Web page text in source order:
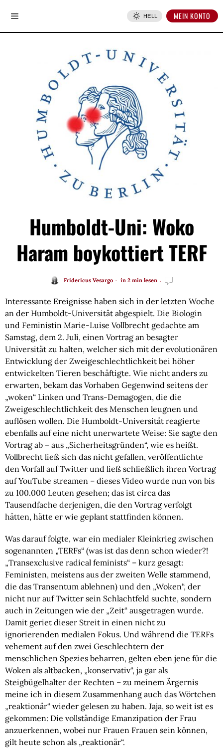
HELL MEIN KONTO
Humboldt-Uni: Woko
Haram boykottiert TERF
Fridericus Vesargo in 2 min lesen
Interessante Ereignisse haben sich in der letzten Woche
an der Humboldt-Universität abgespielt. Die Biologin
und Feministin Marie-Luise Vollbrecht gedachte am
Samstag, dem 2. Juli, einen Vortrag an besagter
Universität zu halten, welcher sich mit der evolutionären
Entwicklung der Zweigeschlechtlichkeit bei höher
entwickelten Tieren beschäftigte. Wie nicht anders zu
erwarten, bekam das Vorhaben Gegenwind seitens der
„woken“ Linken und Trans-Demagogen, die die
Zweigeschlechtlichkeit des Menschen leugnen und
auflösen wollen. Die Humboldt-Universität reagierte
ebenfalls auf eine nicht unerwartete Weise: Sie sagte den
Vortrag ab – aus „Sicherheitsgründen“, wie es heißt.
Vollbrecht ließ sich das nicht gefallen, veröffentlichte
den Vorfall auf Twitter und ließ schließlich ihren Vortrag
auf YouTube streamen – dieses Video wurde nun von bis
zu 100.000 Leuten gesehen; das ist circa das
Tausendfache derjenigen, die den Vortrag verfolgt
hätten, hätte er wie geplant stattfinden können.
Was darauf folgte, war ein medialer Kleinkrieg zwischen
sogenannten „TERFs“ (was ist das denn schon wieder?!
„Transexclusive radical feminists“ – kurz gesagt:
Feministen, meistens aus der zweiten Welle stammend,
die das Transentum ablehnen) und den „Woken“, der
nicht nur auf Twitter sein Schlachtfeld suchte, sondern
auch in Zeitungen wie der „Zeit“ ausgetragen wurde.
Damit geriet dieser Streit in einen nicht zu
ignorierenden medialen Fokus. Und während die TERFs
vehement auf den zwei Geschlechtern der
menschlichen Spezies beharren, gelten eben jene für die
Woken als altbacken, „konservativ“, ja gar als
Steigbügelhalter der Rechten – zu meinem Ärgernis
meine ich in diesem Zusammenhang auch das Wörtchen
„reaktionär“ wieder gelesen zu haben. Jaja, so weit ist es
gekommen: Die vollständige Emanzipation der Frau
anzuerkennen, wobei nur Frauen Frauen sein können,
gilt heute schon als „reaktionär“.